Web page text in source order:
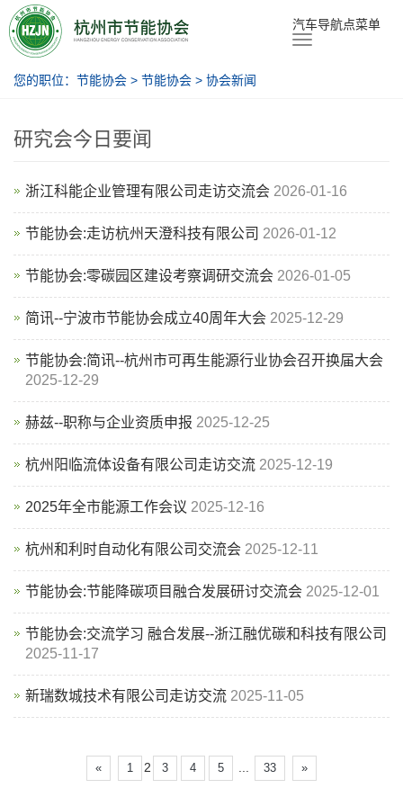
节能协会 汽车导航点菜单
您的职位： 节能协会 > 节能协会 > 协会新闻
研究会今日要闻
浙江科能企业管理有限公司走访交流会 2026-01-16
节能协会:走访杭州天澄科技有限公司 2026-01-12
节能协会:零碳园区建设考察调研交流会 2026-01-05
简讯--宁波市节能协会成立40周年大会 2025-12-29
节能协会:简讯--杭州市可再生能源行业协会召开换届大会
2025-12-29
赫兹--职称与企业资质申报 2025-12-25
杭州阳临流体设备有限公司走访交流 2025-12-19
2025年全市能源工作会议 2025-12-16
杭州和利时自动化有限公司交流会 2025-12-11
节能协会:节能降碳项目融合发展研讨交流会 2025-12-01
节能协会:交流学习 融合发展--浙江融优碳和科技有限公司
2025-11-17
新瑞数城技术有限公司走访交流 2025-11-05
« 1 2 3 4 5 33 »